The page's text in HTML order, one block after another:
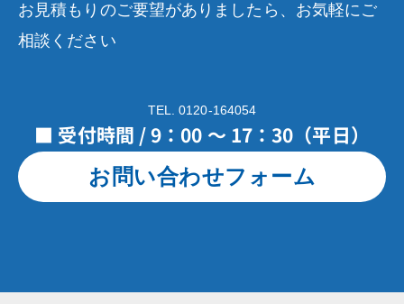
お見積もりのご要望がありましたら、お気軽にご
相談ください
TEL. 0120-164054
■ 受付時間 / 9：00 ～ 17：30（平日）
お問い合わせフォーム